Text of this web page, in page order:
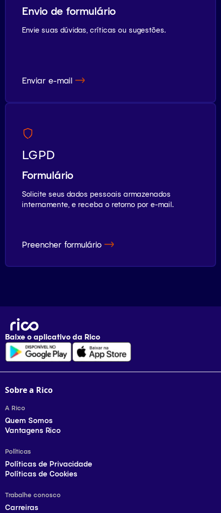
Envio de formulário
Envie suas dúvidas, críticas ou sugestões.
Enviar e-mail
LGPD
Formulário
Solicite seus dados pessoais armazenados
internamente, e receba o retorno por e-mail.
Preencher formulário
Baixe o aplicativo da Rico
Sobre a Rico
A Rico
Quem Somos
Vantagens Rico
Políticas
Políticas de Privacidade
Políticas de Cookies
Trabalhe conosco
Carreiras